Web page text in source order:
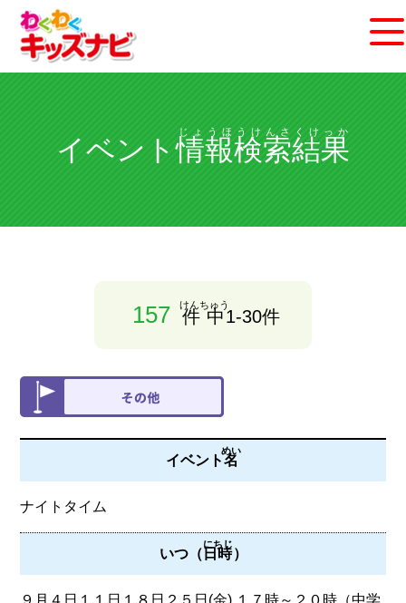
イベント情報検索結果
じょうほうけんさくけっか
157 件中
けんちゅう
1-30件
イベント名
めい
ナイトタイム
いつ（日時
にちじ
）
９月４日１１日１８日２５日(金) １７時～２０時（中学